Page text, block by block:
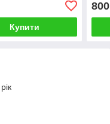
Купити
см
800